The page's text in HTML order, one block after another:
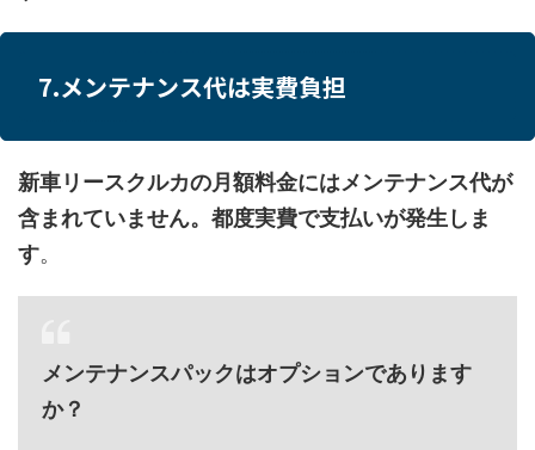
7.メンテナンス代は実費負担
新車リースクルカの月額料金にはメンテナンス代が
含まれていません。都度実費で支払いが発生しま
す。
メンテナンスパックはオプションであります
か？